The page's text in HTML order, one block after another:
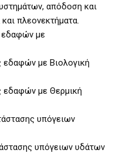
απόδοση και
πλεονεκτήματα.
εδαφών με
εδαφών με Βιολογική
εδαφών με Θερμική
υπόγειων
υπόγειων υδάτων